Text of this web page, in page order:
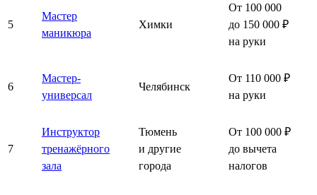
5
Мастер
маникюра
Химки
От 100 000
до 150 000 ₽
на руки
6
Мастер-
универсал
Челябинск
От 110 000 ₽
на руки
7
Инструктор
тренажёрного
зала
Тюмень
и другие
города
От 100 000 ₽
до вычета
налогов